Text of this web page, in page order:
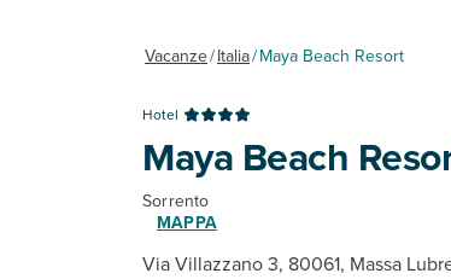
Vacanze/Italia/Maya Beach Resort
Hotel
Maya Beach
Sorrento
MAPPA
Via Villazzano 3, 80061, Massa